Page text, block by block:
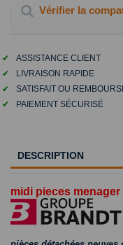
Vérifier la
✔
ASSISTANCE CLIENT
✔
LIVRAISON RAPIDE
✔
SATISFAIT OU
✔
PAIEMENT SÉCURISÉ
DESCRIPTION
midi pieces menager